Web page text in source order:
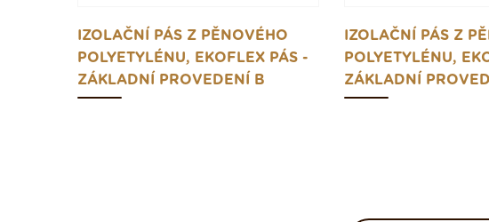
IZOLAČNÍ PÁS Z PĚNOVÉHO
POLYETYLÉNU, EKOFLEX PÁS -
ZÁKLADNÍ PROVEDENÍ B
IZOLAČNÍ PÁS Z
POLYETYLÉNU,
ZÁKLADNÍ